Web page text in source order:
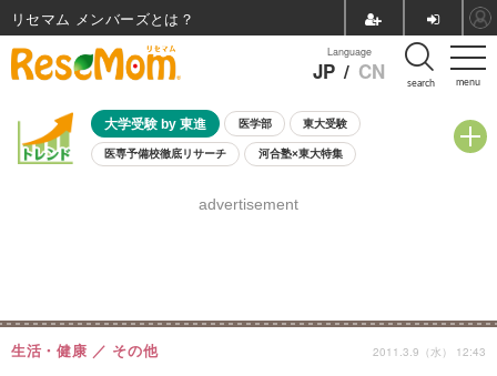
menu
Language
JP / CN search
大学受験 by 東進 医学部 東大受験
医専予備校徹底リサーチ 河合塾×東大特集
8月開催学校説明会・相談会
advertisement
生活・健康 その他 2011.3.9（水） 12:43
リセマム メンバーズ